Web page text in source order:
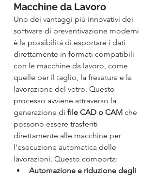
Macchine da Lavoro
Uno dei vantaggi più innovativi dei
software di preventivazione moderni
è la possibilità di esportare i dati
direttamente in formati compatibili
con le macchine da lavoro, come
quelle per il taglio, la fresatura e la
lavorazione del vetro. Questo
processo avviene attraverso la
generazione di file CAD o CAM che
possono essere trasferiti
direttamente alle macchine per
l'esecuzione automatica delle
lavorazioni. Questo comporta:
Automazione e riduzione degli